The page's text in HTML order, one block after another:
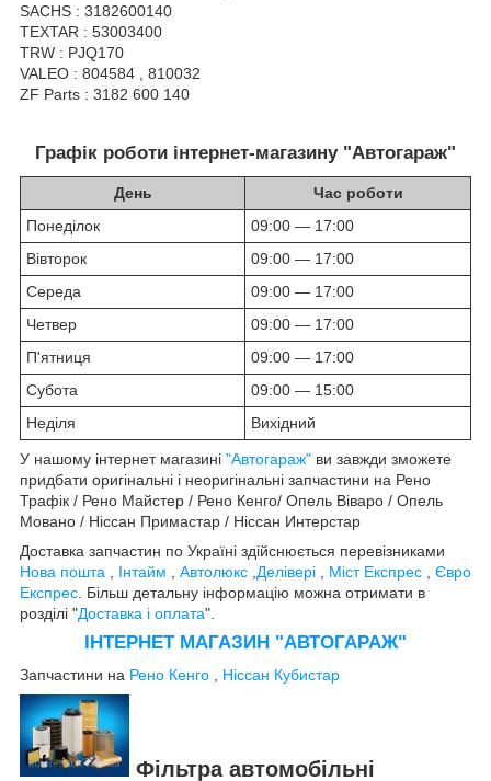
SACHS : 3182600140
TEXTAR : 53003400
TRW : PJQ170
VALEO : 804584 , 810032
ZF Parts : 3182 600 140
Графік роботи інтернет-магазину "Автогараж"
День
Час роботи
Понеділок
09:00 — 17:00
Вівторок
09:00 — 17:00
Середа
09:00 — 17:00
Четвер
09:00 — 17:00
П'ятниця
09:00 — 17:00
Субота
09:00 — 15:00
Неділя
Вихідний
У нашому інтернет магазині "Автогараж" ви завжди зможете
придбати оригінальні і неоригінальні запчастини на Рено
Трафік / Рено Майстер / Рено Кенго/ Опель Віваро / Опель
Мовано / Ніссан Примастар / Ніссан Интерстар
Доставка запчастин по Україні здійснюється перевізниками
Нова пошта
Інтайм Автолюкс Делівері Міст Експрес
Євро
Експрес . Більш детальну інформацію можна отримати в
розділі "Доставка і оплата".
ІНТЕРНЕТ МАГАЗИН "АВТОГАРАЖ"
Запчастини на Рено Кенго , Ніссан Кубистар
Фільтра автомобільні